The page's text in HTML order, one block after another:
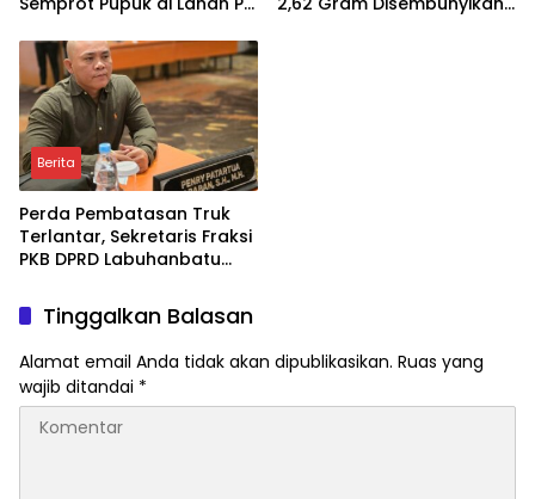
Pangan
Berita
Perda Pembatasan Truk
Terlantar, Sekretaris Fraksi
PKB DPRD Labuhanbatu
Bertindak
Tinggalkan Balasan
Alamat email Anda tidak akan dipublikasikan. Ruas yang
wajib ditandai *